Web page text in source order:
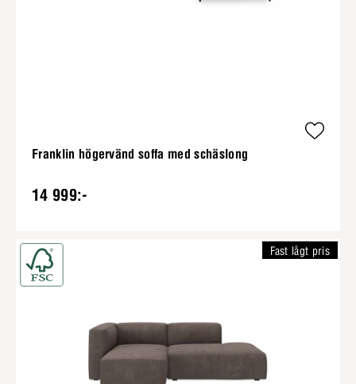
Franklin högervänd soffa med schäslong
14 999:-
Fast lågt pris